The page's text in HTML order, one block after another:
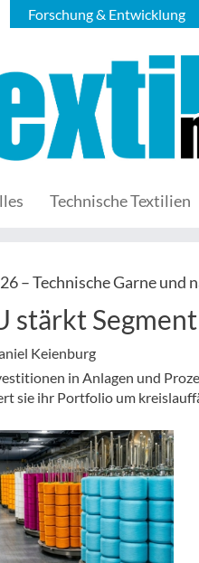
Forschung & Entwicklung
Technische Textilien
–Technische Garne und
stärkt
Keienburg
in Anlagen und
sie ihr Portfolio um